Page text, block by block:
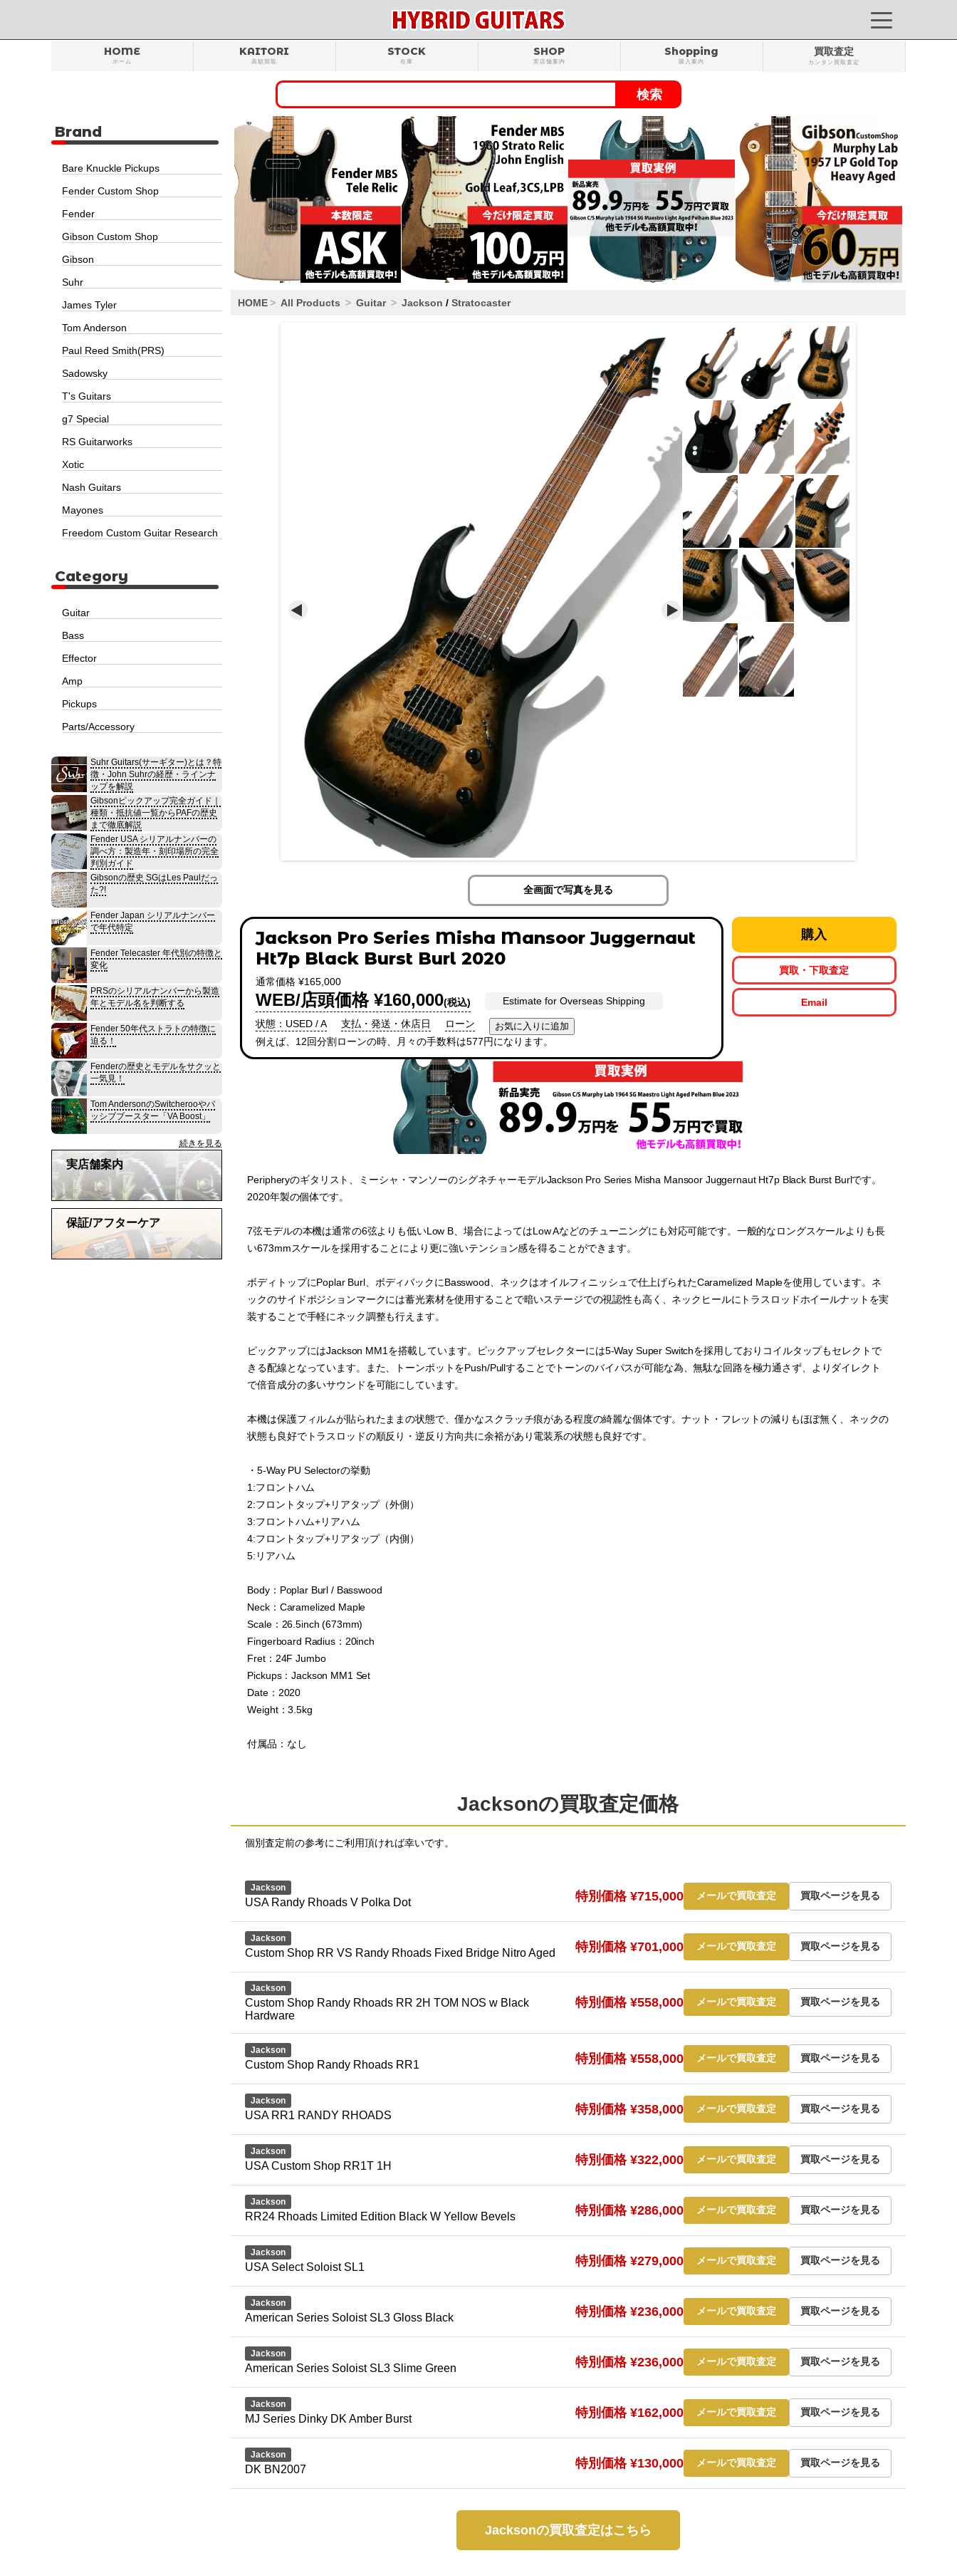
HOME
ホーム
KAITORI
高額買取
STOCK
在庫
SHOP
実店舗案内
Shopping
購入案内
買取査定
カンタン買取査定
HOME All Products Guitar Jackson / Stratocaster
全画面で写真を見る
Jackson Pro Series Misha Mansoor Juggernaut
Ht7p Black Burst Burl 2020
通常価格 ¥165,000
WEB/店頭価格 ¥160,000(税込)
Estimate for Overseas Shipping
状態：USED / A
支払・発送・休店日
ローン
例えば、12回分割ローンの時、月々の手数料は577円になります。
購入
買取・下取査定
Email
Peripheryのギタリスト、ミーシャ・マンソーのシグネチャーモデルJackson Pro Series Misha Mansoor Juggernaut Ht7p Black Burst Burlです。
2020年製の個体です。
7弦モデルの本機は通常の6弦よりも低いLow B、場合によってはLow Aなどのチューニングにも対応可能です。一般的なロングスケールよりも長
い673mmスケールを採用することにより更に強いテンション感を得ることができます。
ボディトップにPoplar Burl、ボディバックにBasswood、ネックはオイルフィニッシュで仕上げられたCaramelized Mapleを使用しています。ネ
ックのサイドポジションマークには蓄光素材を使用することで暗いステージでの視認性も高く、ネックヒールにトラスロッドホイールナットを実
装することで手軽にネック調整も行えます。
ピックアップにはJackson MM1を搭載しています。ピックアップセレクターには5-Way Super Switchを採用しておりコイルタップもセレクトで
きる配線となっています。また、トーンポットをPush/Pullすることでトーンのバイパスが可能な為、無駄な回路を極力通さず、よりダイレクト
で倍音成分の多いサウンドを可能にしています。
本機は保護フィルムが貼られたままの状態で、僅かなスクラッチ痕がある程度の綺麗な個体です。ナット・フレットの減りもほぼ無く、ネックの
状態も良好でトラスロッドの順反り・逆反り方向共に余裕があり電装系の状態も良好です。
・5-Way PU Selectorの挙動
1:フロントハム
2:フロントタップ+リアタップ（外側）
3:フロントハム+リアハム
4:フロントタップ+リアタップ（内側）
5:リアハム
Body：Poplar Burl / Basswood
Neck：Caramelized Maple
Scale：26.5inch (673mm)
Fingerboard Radius：20inch
Fret：24F Jumbo
Pickups：Jackson MM1 Set
Date：2020
Weight：3.5kg
付属品：なし
Jacksonの買取査定価格
個別査定前の参考にご利用頂ければ幸いです。
Jackson
USA Randy Rhoads V Polka Dot 特別価格 ¥715,000 メールで買取査定 買取ページを見る
Jackson
Custom Shop RR VS Randy Rhoads Fixed Bridge Nitro Aged 特別価格 ¥701,000 メールで買取査定 買取ページを見る
Jackson
Custom Shop Randy Rhoads RR 2H TOM NOS w Black
Hardware
特別価格 ¥558,000 メールで買取査定 買取ページを見る
Jackson
Custom Shop Randy Rhoads RR1 特別価格 ¥558,000 メールで買取査定 買取ページを見る
Jackson
USA RR1 RANDY RHOADS 特別価格 ¥358,000 メールで買取査定 買取ページを見る
Jackson
USA Custom Shop RR1T 1H 特別価格 ¥322,000 メールで買取査定 買取ページを見る
Jackson
RR24 Rhoads Limited Edition Black W Yellow Bevels 特別価格 ¥286,000 メールで買取査定 買取ページを見る
Jackson
USA Select Soloist SL1 特別価格 ¥279,000 メールで買取査定 買取ページを見る
Jackson
American Series Soloist SL3 Gloss Black 特別価格 ¥236,000 メールで買取査定 買取ページを見る
Jackson
American Series Soloist SL3 Slime Green 特別価格 ¥236,000 メールで買取査定 買取ページを見る
Jackson
MJ Series Dinky DK Amber Burst 特別価格 ¥162,000 メールで買取査定 買取ページを見る
Jackson
DK BN2007 特別価格 ¥130,000 メールで買取査定 買取ページを見る
Jacksonの買取査定はこちら
Brand
Bare Knuckle Pickups
Fender Custom Shop
Fender
Gibson Custom Shop
Gibson
Suhr
James Tyler
Tom Anderson
Paul Reed Smith(PRS)
Sadowsky
T's Guitars
g7 Special
RS Guitarworks
Xotic
Nash Guitars
Mayones
Freedom Custom Guitar Research
Category
Guitar
Bass
Effector
Amp
Pickups
Parts/Accessory
Suhr Guitars(サーギター)とは？特
徴・John Suhrの経歴・ラインナ
ップを解説
Gibsonピックアップ完全ガイド｜
種類・抵抗値一覧からPAFの歴史
まで徹底解説
Fender USA シリアルナンバーの
調べ方：製造年・刻印場所の完全
判別ガイド
Gibsonの歴史 SGはLes Paulだっ
た?!
Fender Japan シリアルナンバー
で年代特定
Fender Telecaster 年代別の特徴と
変化
PRSのシリアルナンバーから製造
年とモデル名を判断する
Fender 50年代ストラトの特徴に
迫る！
Fenderの歴史とモデルをサクッと
一気見！
Tom AndersonのSwitcherooやパ
ッシブブースター「VA Boost」
続きを見る
実店舗案内
保証/アフターケア